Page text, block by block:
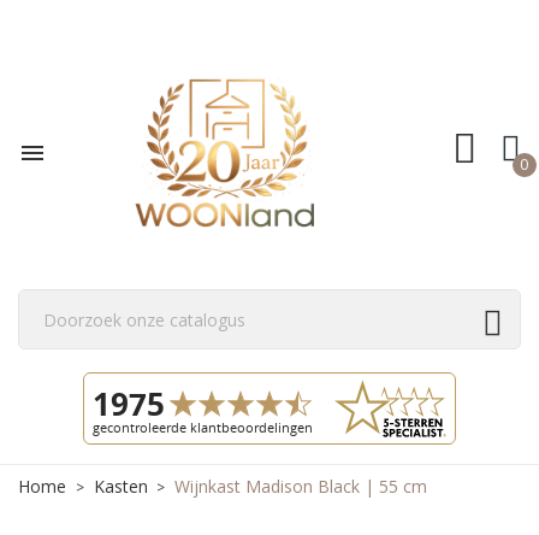
 0
Home Kasten Wijnkast Madison Black | 55 cm